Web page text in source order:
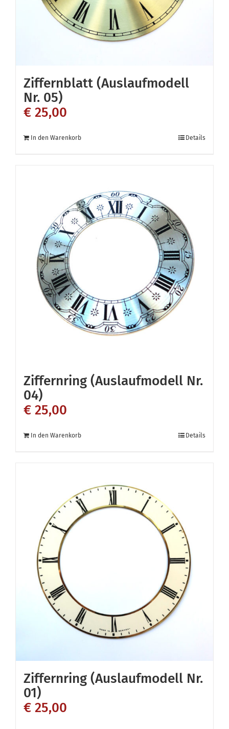
Ziffernblatt (Auslaufmodell
Nr. 05)
€ 25,00
In den Warenkorb Details
Ziffernring (Auslaufmodell Nr.
04)
€ 25,00
In den Warenkorb Details
Ziffernring (Auslaufmodell Nr.
01)
€ 25,00